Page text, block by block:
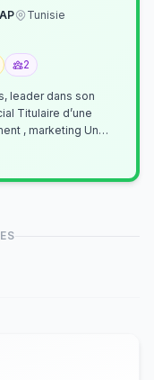
Tunisie
2
leader dans son
, marketing Un